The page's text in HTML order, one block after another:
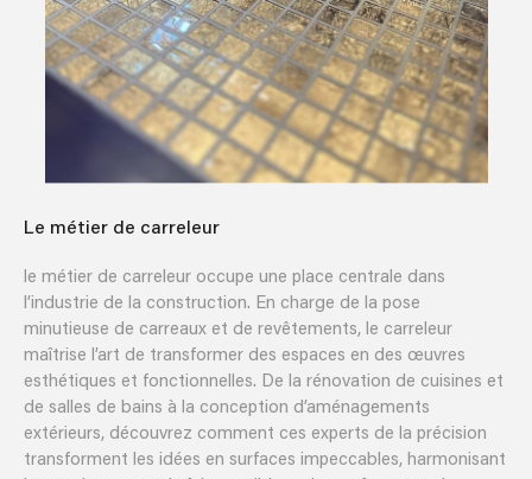
Le métier de carreleur
le métier de carreleur occupe une place centrale dans
l’industrie de la construction. En charge de la pose
minutieuse de carreaux et de revêtements, le carreleur
maîtrise l’art de transformer des espaces en des œuvres
esthétiques et fonctionnelles. De la rénovation de cuisines et
de salles de bains à la conception d’aménagements
extérieurs, découvrez comment ces experts de la précision
transforment les idées en surfaces impeccables, harmonisant